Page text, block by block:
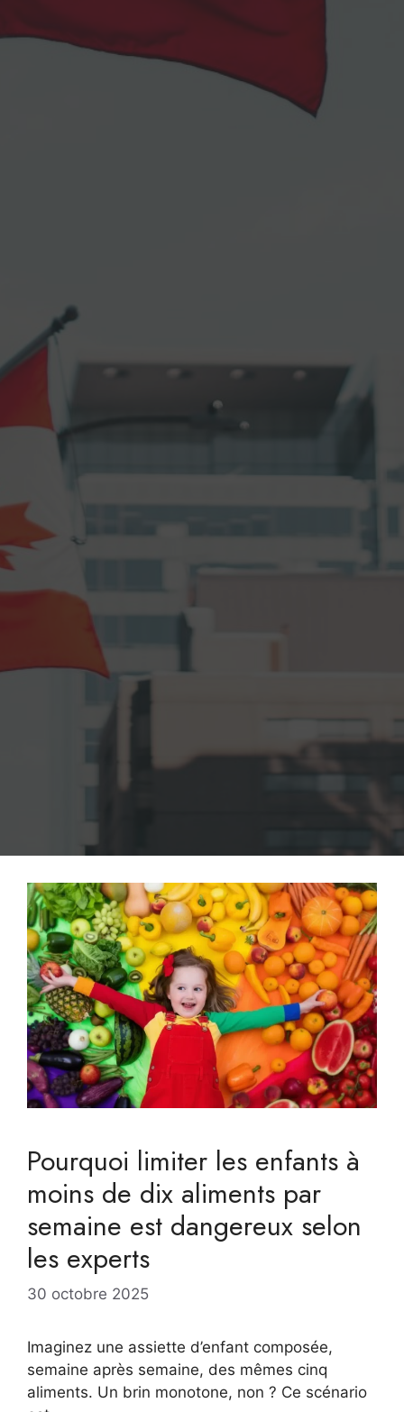
Pourquoi limiter les enfants à
moins de dix aliments par
semaine est dangereux selon
les experts
30 octobre 2025
Imaginez une assiette d’enfant composée,
semaine après semaine, des mêmes cinq
aliments. Un brin monotone, non ? Ce scénario